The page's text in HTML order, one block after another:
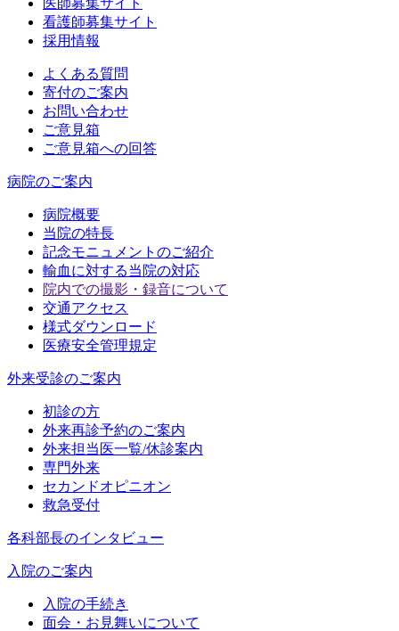
看護師募集サイト
採用情報
よくある質問
寄付のご案内
お問い合わせ
ご意見箱
ご意見箱への回答
病院のご案内
病院概要
当院の特長
記念モニュメントのご紹介
輸血に対する当院の対応
院内での撮影・録音について
交通アクセス
様式ダウンロード
医療安全管理規定
外来受診のご案内
初診の方
外来再診予約のご案内
外来担当医一覧/休診案内
専門外来
セカンドオピニオン
救急受付
各科部長のインタビュー
入院のご案内
入院の手続き
面会・お見舞いについて